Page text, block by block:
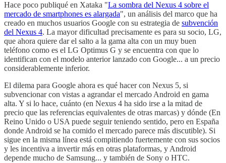
Hace poco publiqué en Xataka "La sombra del Nexus 4 sobre el
mercado de smartphones es alargada", un análisis del marco que ha
creado en muchos usuarios Google con su estrategia de subvención
del Nexus 4. La mayor dificultad precisamente es para su socio, LG,
que ahora quiere dar el salto a la gama alta con un muy buen
teléfono como es el LG Optimus G y se encuentra con que lo
identifican con el modelo anterior lanzado con Google... a un precio
considerablemente inferior.
El dilema para Google ahora es qué hacer con Nexus 5, si
subvencionar con vistas a agrandar el mercado Android en gama
alta. Y si lo hace, cuánto (en Nexus 4 ha sido irse a la mitad de
precio que las referencias equivalentes de otras marcas) y dónde (En
Reino Unido o USA puede seguir teniendo sentido, pero en España
donde Android se ha comido el mercado parece más discutible). Si
sigue en la misma línea está compitiendo fuertemente con sus socios
y les incentiva a invertir más en otras plataformas, y Android
depende mucho de Samsung... y también de Sony o HTC.